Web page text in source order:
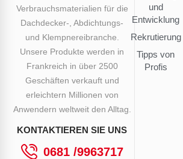
Verbrauchsmaterialien für die
Dachdecker-, Abdichtungs-
und Klempnereibranche.
Unsere Produkte werden in
Frankreich in über 2500
Geschäften verkauft und
erleichtern Millionen von
Anwendern weltweit den Alltag.
KONTAKTIEREN SIE UNS
0681 /9963717
und
Entwicklung
Rekrutierung
Tipps von
Profis